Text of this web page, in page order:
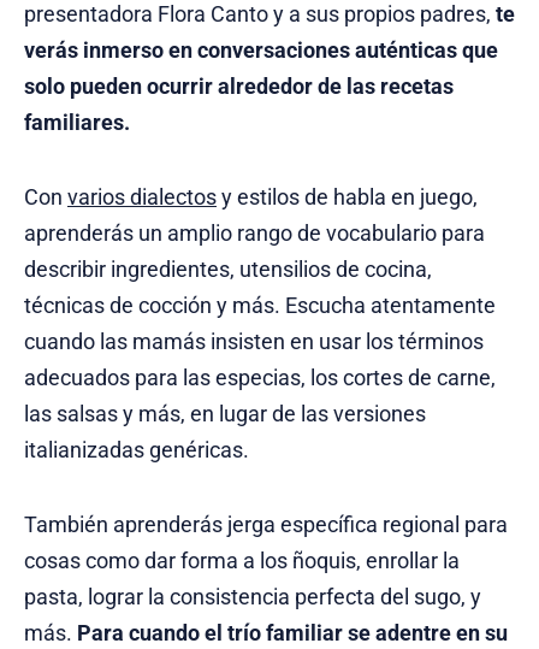
presentadora Flora Canto y a sus propios padres, te
verás inmerso en conversaciones auténticas que
solo pueden ocurrir alrededor de las recetas
familiares.
Con varios dialectosy estilos de habla en juego,
aprenderás un amplio rango de vocabulario para
describir ingredientes, utensilios de cocina,
técnicas de cocción y más. Escucha atentamente
cuando las mamás insisten en usar los términos
adecuados para las especias, los cortes de carne,
las salsas y más, en lugar de las versiones
italianizadas genéricas.
También aprenderás jerga específica regional para
cosas como dar forma a los ñoquis, enrollar la
pasta, lograr la consistencia perfecta del sugo, y
más. Para cuando el trío familiar se adentre en su